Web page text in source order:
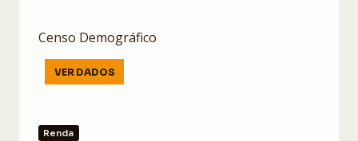
Censo Demográfico
VER DADOS
Renda